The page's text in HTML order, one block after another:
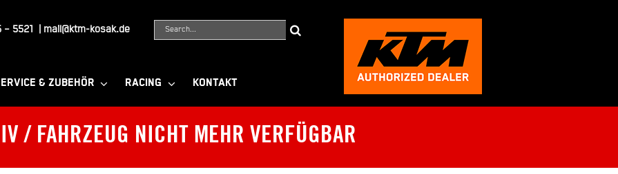
– 5521 mail@ktm-kosak.de
Suche
& ZUBEHÖR RACING KONTAKT
/ FAHRZEUG NICHT MEHR VERFÜGBAR